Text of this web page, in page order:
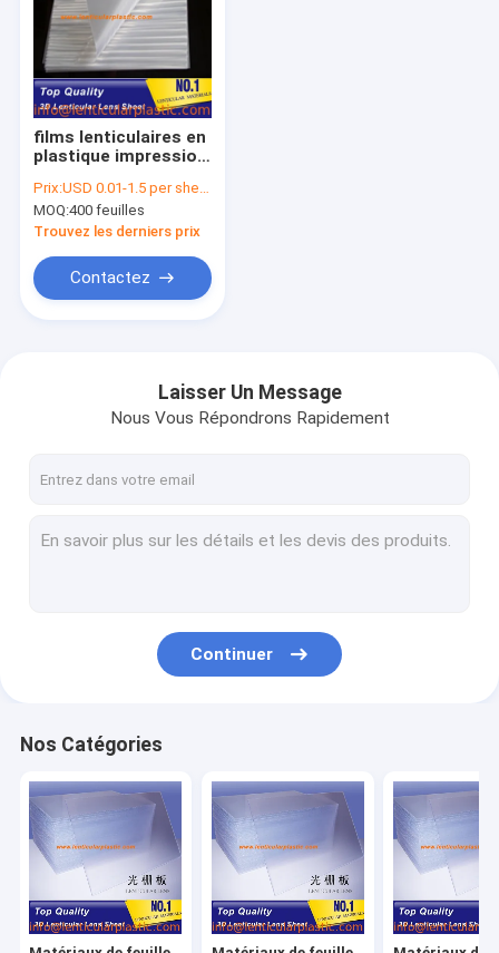
films lenticulaires en
plastique impression
3d des matériaux
0.58mm d'épaisseur
de feuille lenticulaire
FAMILIER
Prix:USD 0.01-1.5 per sheet
MOQ:400 feuilles
Trouvez les derniers prix
Contactez
Laisser Un Message
Nous Vous Répondrons Rapidement
Continuer
Nos Catégories